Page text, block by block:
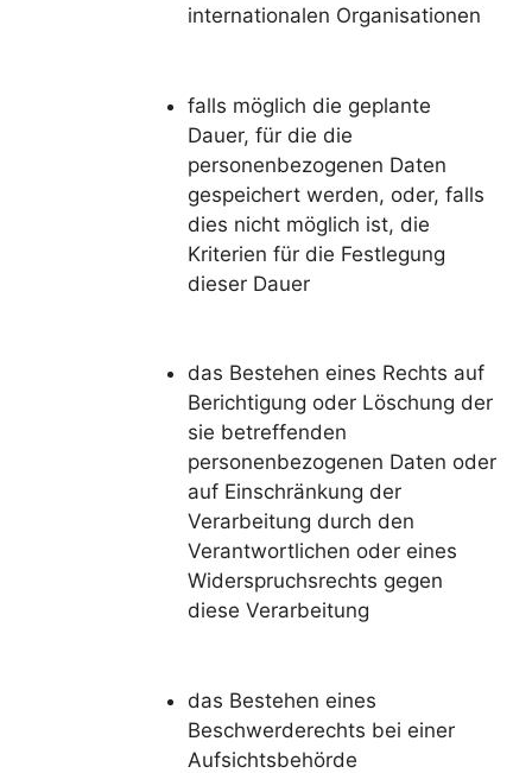
internationalen Organisationen
falls möglich die geplante
Dauer, für die die
personenbezogenen Daten
gespeichert werden, oder, falls
dies nicht möglich ist, die
Kriterien für die Festlegung
dieser Dauer
das Bestehen eines Rechts auf
Berichtigung oder Löschung der
sie betreffenden
personenbezogenen Daten oder
auf Einschränkung der
Verarbeitung durch den
Verantwortlichen oder eines
Widerspruchsrechts gegen
diese Verarbeitung
das Bestehen eines
Beschwerderechts bei einer
Aufsichtsbehörde